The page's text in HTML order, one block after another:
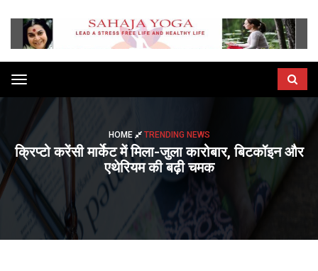
Toggle
navigation
HOME TRENDING NEWS
क्रिप्टो करेंसी मार्केट में मिला-जुला कारोबार, बिटकॉइन और
एथेरियम की बढ़ी चमक